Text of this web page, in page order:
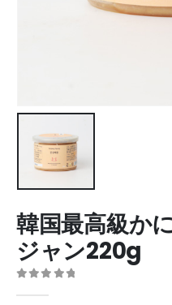
韓国最高級か
ジャン220g